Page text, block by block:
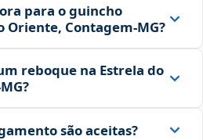
para o guincho
Oriente, Contagem‑MG?
reboque na Estrela do
são aceitas?